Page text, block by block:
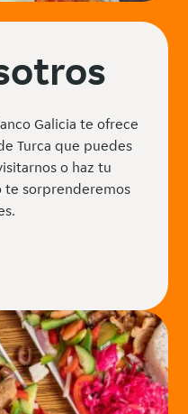
Galicia te ofrece
Turca que puedes
o haz tu
te sorprenderemos